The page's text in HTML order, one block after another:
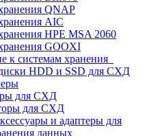
QNAP
AIC
HPE MSA 2060
GOOXI
к системам хранения
HDD и SSD для СХД
для СХД
для СХД
и адаптеры для
данных